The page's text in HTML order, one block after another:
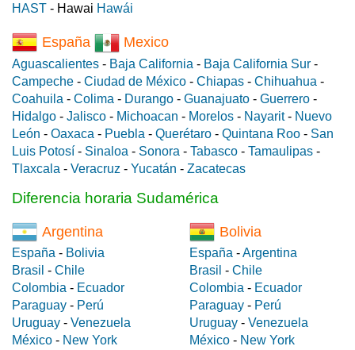
HAST - Hawai Hawái
España Mexico
Aguascalientes - Baja California - Baja California Sur -
Campeche - Ciudad de México - Chiapas - Chihuahua -
Coahuila - Colima - Durango - Guanajuato - Guerrero -
Hidalgo - Jalisco - Michoacan - Morelos - Nayarit- Nuevo
León - Oaxaca - Puebla - Querétaro - Quintana Roo - San
Luis Potosí - Sinaloa - Sonora - Tabasco - Tamaulipas -
Tlaxcala - Veracruz - Yucatán - Zacatecas
Diferencia horaria Sudamérica
Argentina
España - Bolivia
Brasil - Chile
Colombia - Ecuador
Paraguay - Perú
Uruguay - Venezuela
México - New York
Bolivia
España -Argentina
Brasil - Chile
Colombia - Ecuador
Paraguay - Perú
Uruguay - Venezuela
México - New York